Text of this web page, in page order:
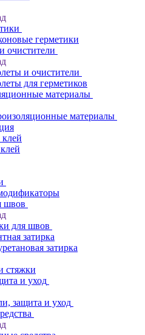
герметики
очистители
и очистители
для герметиков
материалы
материалы
швов
для швов
затирка
затирка
стяжки
и уход
защита и уход